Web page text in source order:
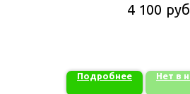
4 100
Подробнее Нет в